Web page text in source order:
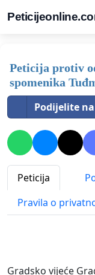
Peticija protiv
spomenika
Podijelite
Peticija
Pravila o
Gradsko vijeće